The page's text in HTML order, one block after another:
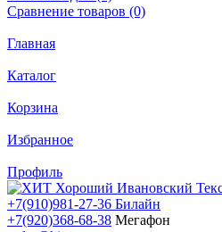
Сравнение товаров (0)
Главная
Каталог
Корзина
Избранное
Профиль
+7(910)981-27-36 Билайн
+7(920)368-68-38 Мегафон